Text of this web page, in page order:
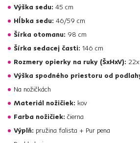
Výška sedu: 45 cm
Hĺbka sedu: 46/59 cm
Šírka otomanu: 98 cm
Šírka sedacej časti: 146 cm
Rozmery opierky na ruky (ŠxHxV):
Výška spodného priestoru od
Na nožičkách
Materiál nožičiek: kov
Farba nožičiek: čierna
Výplň: pružina falista + Pur pena